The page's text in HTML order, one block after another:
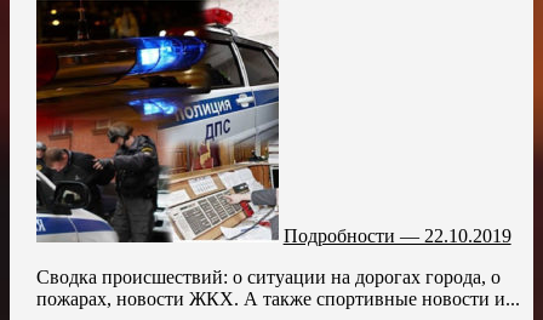
Подробности — 22.10.2019
Сводка происшествий: о ситуации на дорогах города, о
пожарах, новости ЖКХ. А также спортивные новости и...